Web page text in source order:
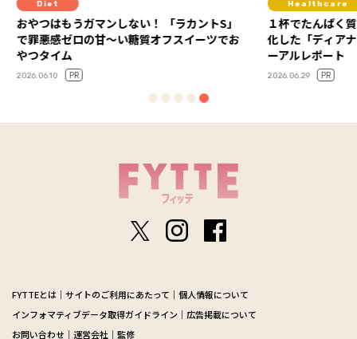
トS」
ツでお
１杯でたんぱく質も栄養素も！ 読者の声で進
化した「ディアナチュラアクティブ」リニュ
ーアルレポート
2026.06.29
スーパ
教える
2026.06.19
FYTTEとは サイトのご利用にあたって
個人情報について
インフォマティブデータ取得ガイドライン
広告掲載について
お問い合わせ
運営会社 監修